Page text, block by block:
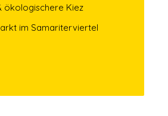
ökologischere Kiez
im Samariterviertel